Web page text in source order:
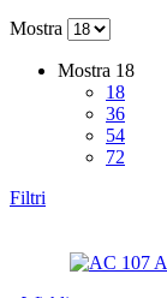
Mostra
Mostra 18
18
36
54
72
Filtri